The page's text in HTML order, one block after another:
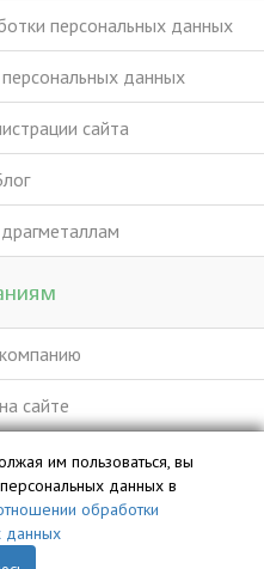
персональных данных
данных
сайта
сайте
интеллектуальной
и охраняется законом.
им пользоваться, вы
данных в
обработки
данных